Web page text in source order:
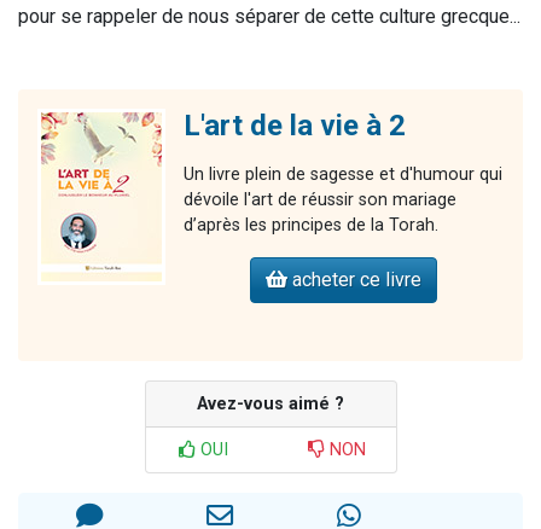
pour se rappeler de nous séparer de cette culture grecque...
L'art de la vie à 2
Un livre plein de sagesse et d'humour qui
dévoile l'art de réussir son mariage
d’après les principes de la Torah.
acheter ce livre
Avez-vous aimé ?
OUI NON